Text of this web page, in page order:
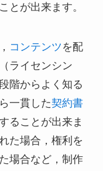
とが出来ます。
コンテンツ を配
ライセンシン
階からよく知る
一貫した契約書
ることが出来ま
た場合，権利を
場合など，制作